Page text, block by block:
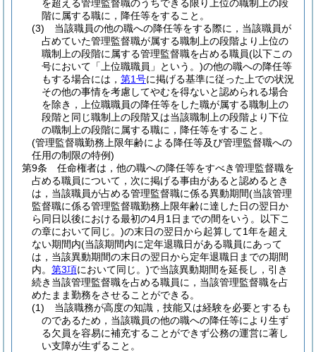
を超える管理監督職のうちできる限り上位の職制上の段
階に属する職に，降任等をすること。
(3)
当該職員の他の職への降任等をする際に，当該職員が
占めていた管理監督職が属する職制上の段階より上位の
職制上の段階に属する管理監督職を占める職員(以下この
号において「上位職職員」という。)の他の職への降任等
もする場合には， 第1号に掲げる基準に従った上での状況
その他の事情を考慮してやむを得ないと認められる場合
を除き，上位職職員の降任等をした職が属する職制上の
段階と同じ職制上の段階又は当該職制上の段階より下位
の職制上の段階に属する職に，降任等をすること。
(管理監督職勤務上限年齢による降任等及び管理監督職への
任用の制限の特例)
第9条
任命権者は，他の職への降任等をすべき管理監督職を
占める職員について，次に掲げる事由があると認めるとき
は，当該職員が占める管理監督職に係る異動期間(当該管理
監督職に係る管理監督職勤務上限年齢に達した日の翌日か
ら同日以後における最初の4月1日までの間をいう。以下こ
の章において同じ。)の末日の翌日から起算して1年を超え
ない期間内(当該期間内に定年退職日がある職員にあって
は，当該異動期間の末日の翌日から定年退職日までの期間
内。 第3項において同じ。)で当該異動期間を延長し，引き
続き当該管理監督職を占める職員に，当該管理監督職を占
めたまま勤務をさせることができる。
(1)
当該職務が高度の知識，技能又は経験を必要とするも
のであるため，当該職員の他の職への降任等により生ず
る欠員を容易に補充することができず公務の運営に著し
い支障が生ずること。